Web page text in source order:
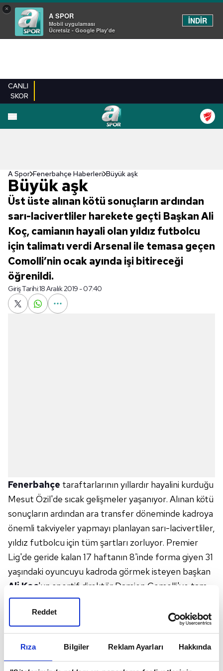
Rıza Bilgiler Reklam Ayarları Hakkında
Reddet
×
A SPOR
Mobil uygulaması
Ücretsiz - Google Play'de
İNDİR
CANLI
SKOR
A Spor Fenerbahçe Haberleri Büyük aşk
Büyük aşk
Üst üste alınan kötü sonuçların ardından
sarı-lacivertliler harekete geçti Başkan Ali
Koç, camianın hayali olan yıldız futbolcu
için talimatı verdi Arsenal ile temasa geçen
Comolli’nin ocak ayında işi bitireceği
öğrenildi.
Giriş Tarihi:18 Aralık 2019 - 07:40
Fenerbahçe taraftarlarının yıllardır hayalini kurduğu
Mesut Özil'de sıcak gelişmeler yaşanıyor. Alınan kötü
sonuçların ardından ara transfer döneminde kadroya
önemli takviyeler yapmayı planlayan sarı-lacivertliler,
yıldız futbolcu için tüm şartları zorluyor. Premier
Lig'de geride kalan 17 haftanın 8'inde forma giyen 31
yaşındaki oyuncuyu kadroda görmek isteyen başkan
Ali Koç'un sportif direktör Damien Comolli'ye tam
yetki verdiği belirtiliyor.
HAYAL GERÇEK OLUYOR
Arsenalile temasa geçen Comolli'nin ocakta
transferi bitirmeye çalışacağı öğrenildi. Ada ekibinin
en çok kazanan ismi olan ve sıkı pazarlıkların